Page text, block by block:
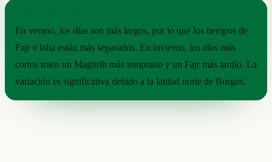
En verano, los días son más largos, por lo que los tiempos de
Fajr e Isha están más separados. En invierno, los días más
cortos traen un Maghrib más temprano y un Fajr más tardío. La
variación es significativa debido a la latitud norte de Burgos.